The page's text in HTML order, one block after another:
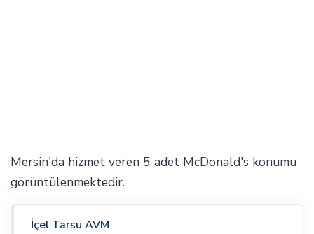
Mersin'da hizmet veren 5 adet McDonald's konumu
görüntülenmektedir.
İçel Tarsu AVM